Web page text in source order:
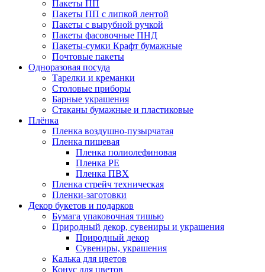
Пакеты ПП
Пакеты ПП с липкой лентой
Пакеты с вырубной ручкой
Пакеты фасовочные ПНД
Пакеты-сумки Крафт бумажные
Почтовые пакеты
Одноразовая посуда
Тарелки и креманки
Столовые приборы
Барные украшения
Стаканы бумажные и пластиковые
Плёнка
Пленка воздушно-пузырчатая
Пленка пищевая
Пленка полиолефиновая
Пленка PE
Пленка ПВХ
Пленка стрейч техническая
Пленки-заготовки
Декор букетов и подарков
Бумага упаковочная тишью
Природный декор, сувениры и украшения
Природный декор
Сувениры, украшения
Калька для цветов
Конус для цветов